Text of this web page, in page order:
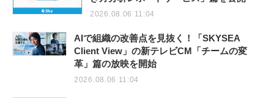
2026.08.06 11:04
AIで組織の改善点を見抜く！「SKYSEA
Client View」の新テレビCM「チームの変
革」篇の放映を開始
2026.08.06 11:04